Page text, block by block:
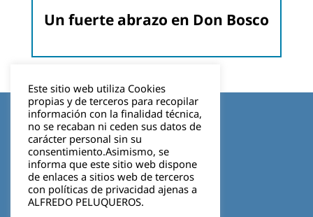
Un fuerte abrazo en Don Bosco
Aviso legal
Política de privacidad
Cookies
Este sitio web utiliza Cookies
propias y de terceros para recopilar
información con la finalidad técnica,
no se recaban ni ceden sus datos de
carácter personal sin su
consentimiento.Asimismo, se
informa que este sitio web dispone
de enlaces a sitios web de terceros
con políticas de privacidad ajenas a
ALFREDO PELUQUEROS.